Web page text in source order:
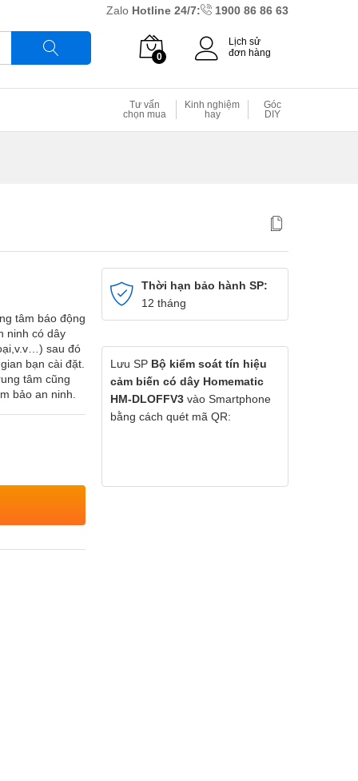
Zalo Hotline 24/7: 1900 86 86 63
0
Lịch sử
đơn hàng
Tư vấn
chọn mua
Kinh nghiệm
hay
Góc
DIY
tâm báo động
ninh có dây
sau đó
bạn cài đặt.
tâm cũng
bảo an ninh.
Thời hạn bảo hành SP:
12 tháng
Lưu SP Bộ kiểm soát tín hiệu
cảm biến có dây Homematic
HM-DLOFFV3 vào Smartphone
bằng cách quét mã QR: